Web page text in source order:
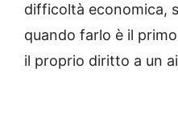
difficoltà economica,
quando farlo è il
il proprio diritto a un